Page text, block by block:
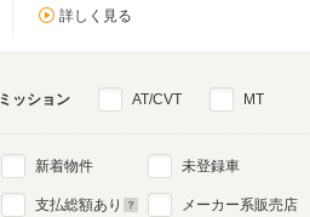
詳しく見る
ミッション AT/CVT MT
新着物件
支払総額あり
未登録車
メーカー系販売店